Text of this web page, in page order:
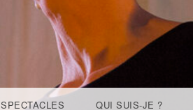
SPECTACLES QUI SUIS-JE ?